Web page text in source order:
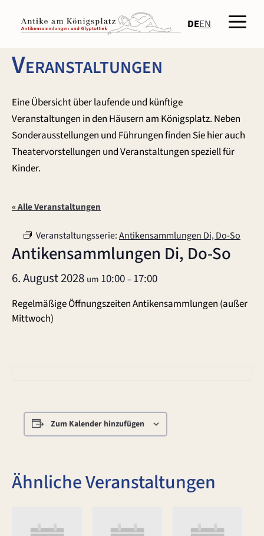
Inhalt
springen
DEEN
Veranstaltungen
Eine Übersicht über laufende und künftige
Veranstaltungen in den Häusern am Königsplatz. Neben
Sonderausstellungen und Führungen finden Sie hier auch
Theatervorstellungen und Veranstaltungen speziell für
Kinder.
« Alle Veranstaltungen
Veranstaltungsserie:Antikensammlungen Di, Do-So
Antikensammlungen Di, Do-So
6. August 2028 um 10:00–17:00
Regelmäßige Öffnungszeiten Antikensammlungen (außer
Mittwoch)
Zum Kalender hinzufügen
Ähnliche Veranstaltungen